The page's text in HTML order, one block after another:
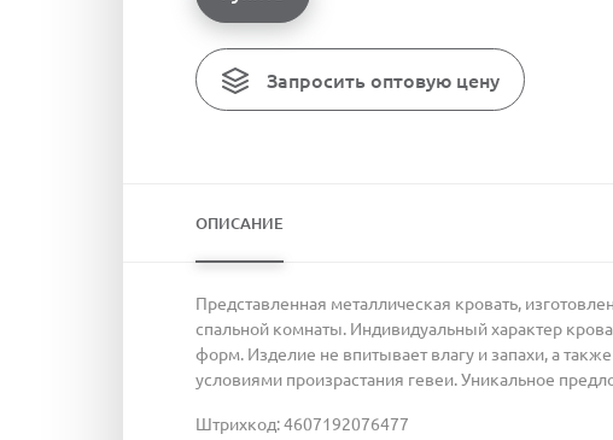
Запросить оптовую цену
ОПИСАНИЕ
Представленная металлическая кровать,
спальной комнаты. Индивидуальный характер
форм. Изделие не впитывает влагу и запахи, а
условиями произрастания гевеи. Уникальное
Штрихкод: 4607192076477